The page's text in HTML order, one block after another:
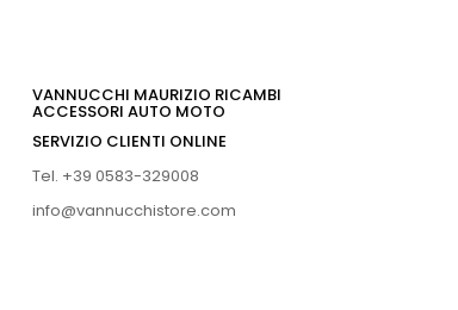
VANNUCCHI MAURIZIO RICAMBI
ACCESSORI AUTO MOTO
SERVIZIO CLIENTI ONLINE
Tel. +39 0583-329008
info@vannucchistore.com